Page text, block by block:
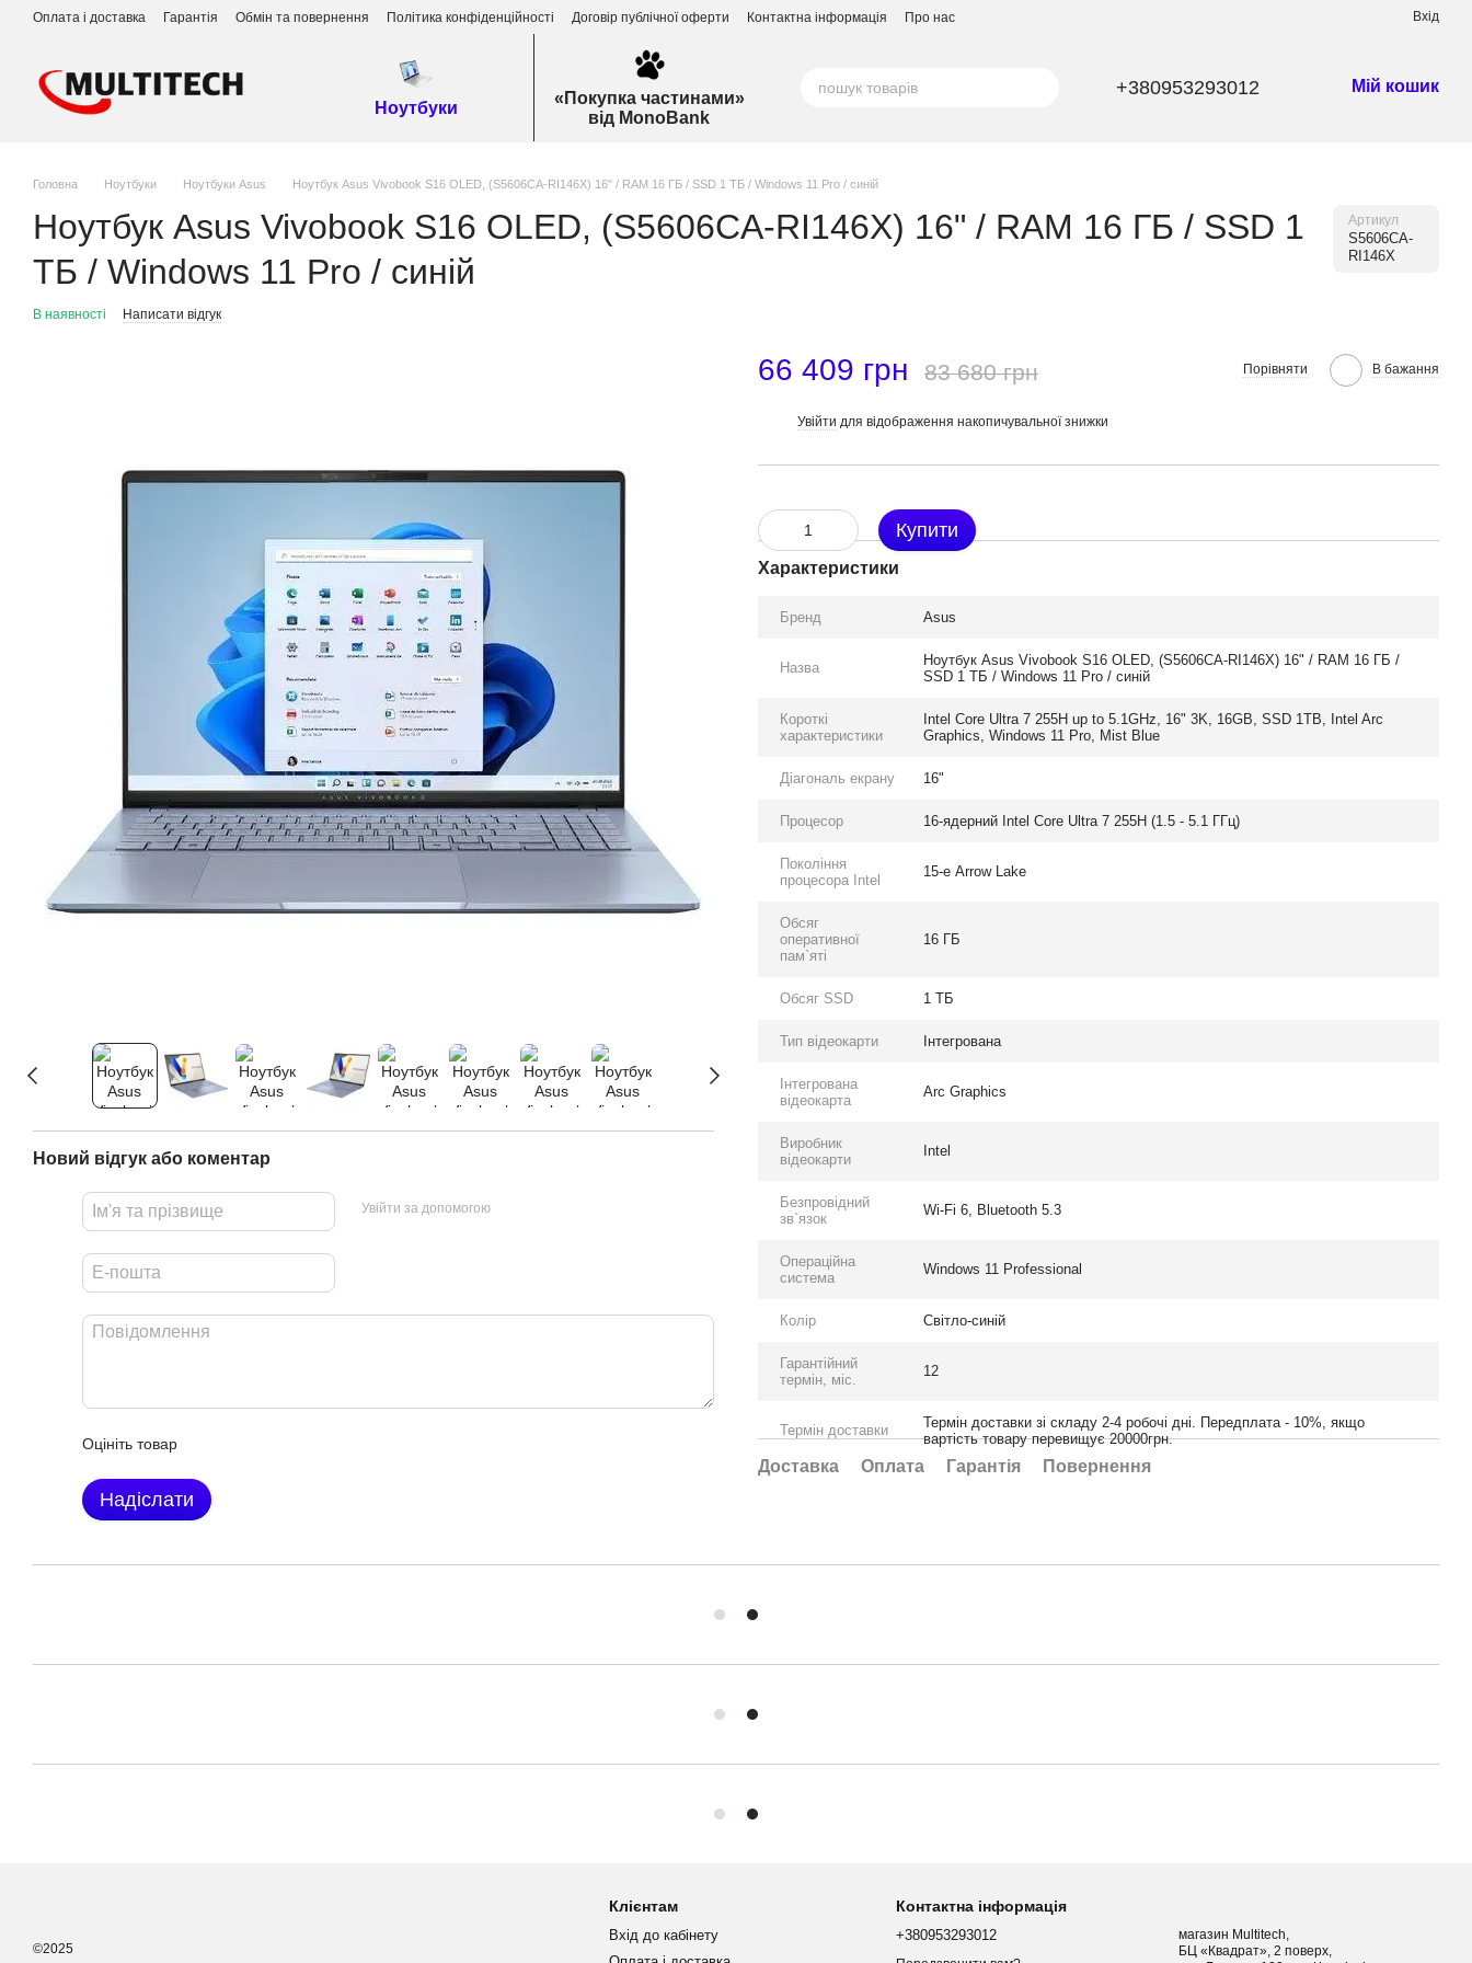
Перейти до основного контенту
Оплата і доставка Гарантія Обмін та повернення Політика конфіденційності Договір публічної оферти Контактна інформація Про нас Вхід
Ноутбуки
«Покупка частинами»
від MonoBank
+380953293012 Мій кошик
Головна Ноутбуки Ноутбуки Asus Ноутбук Asus Vivobook S16 OLED, (S5606CA-RI146X) 16" / RAM 16 ГБ / SSD 1 ТБ / Windows 11 Pro / синій
Ноутбук Asus Vivobook S16 OLED, (S5606CA-RI146X) 16" / RAM 16 ГБ / SSD 1
ТБ / Windows 11 Pro / синій
Артикул
S5606CA-
RI146X
В наявності Написати відгук
Новий відгук або коментар
Увійти за допомогою
Оцініть товар
Надіслати
66 409 грн 83 680 грн Порівняти В бажання
Увійти для відображення накопичувальної знижки
Купити
Характеристики
Бренд Asus
Назва
Ноутбук Asus Vivobook S16 OLED, (S5606CA-RI146X) 16" / RAM 16 ГБ /
SSD 1 ТБ / Windows 11 Pro / синій
Короткі
характеристики
Intel Core Ultra 7 255H up to 5.1GHz, 16" 3K, 16GB, SSD 1TB, Intel Arc
Graphics, Windows 11 Pro, Mist Blue
Діагональ екрану 16"
Процесор 16-ядерний Intel Core Ultra 7 255H (1.5 - 5.1 ГГц)
Покоління
процесора Intel
15-е Arrow Lake
Обсяг
оперативної
пам`яті
16 ГБ
Обсяг SSD 1 ТБ
Тип відеокарти Інтегрована
Інтегрована
відеокарта
Arc Graphics
Виробник
відеокарти
Intel
Безпровідний
зв`язок
Wi-Fi 6, Bluetooth 5.3
Операційна
система
Windows 11 Professional
Колір Світло-синій
Гарантійний
термін, міс.
12
Термін доставки
Термін доставки зі складу 2-4 робочі дні. Передплата - 10%, якщо
вартість товару перевищує 20000грн.
Доставка Оплата Гарантія Повернення
©2025
Клієнтам
Вхід до кабінету
Контактна інформація
+380953293012
магазин Multitech,
БЦ «Квадрат», 2 поверх,